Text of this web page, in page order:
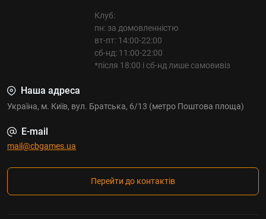
Клуб:
пн: за домовленністю
вт-пт: 14:00-22:00
сб-нд: 11:00-22:00
*після 18:00 і сб-нд лише самовивіз
Наша адреса
Україна, м. Київ, вул. Братська, 6/13 (метро Поштова площа)
E-mail
mail@cbgames.ua
Перейти до контактів